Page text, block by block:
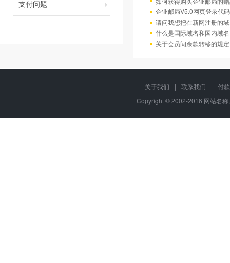
支付问题
企业邮局V5.0网页登录代码
请问我想把在新网注册的
什么是国际域名和国内域
关于会员间余款转移的规定
关于我们 | 联系我们 |
付
Copyright © 2002-2016 网站名